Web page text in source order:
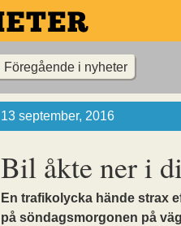
Föregående i nyheter
13 september, 2016
Bil åkte ner i
En trafikolycka hände strax
på söndagsmorgonen på